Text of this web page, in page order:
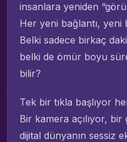
insanlara yeniden
Her yeni bağlantı, yeni
Belki sadece birkaç
belki de ömür boyu
bilir?
Tek bir tıkla başlıyor
Bir kamera açılıyor,
dijital dünyanın sessiz